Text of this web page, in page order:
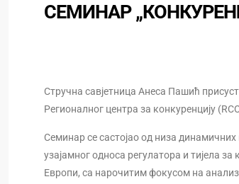
СЕМИНАР
Стручна савјетница Анеса Пашић
Регионалног центра за конкуренцију
Семинар се састојао од низа динамичних
узајамног односа регулатора и тијела
Европи, са нарочитим фокусом на